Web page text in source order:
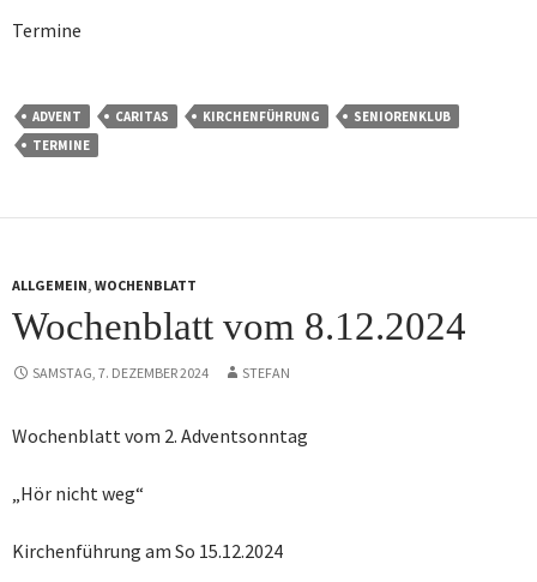
Termine
ADVENT CARITAS KIRCHENFÜHRUNG
SENIORENKLUB
TERMINE
ALLGEMEIN, WOCHENBLATT
Wochenblatt vom 8.12.2024
SAMSTAG, 7. DEZEMBER 2024 STEFAN
Wochenblatt vom 2. Adventsonntag
„Hör nicht weg“
Kirchenführung am So 15.12.2024